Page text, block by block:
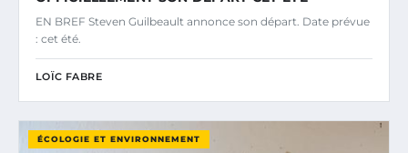
EN BREF Steven Guilbeault annonce son départ. Date prévue
: cet été.
LOÏC FABRE
ÉCOLOGIE ET ENVIRONNEMENT